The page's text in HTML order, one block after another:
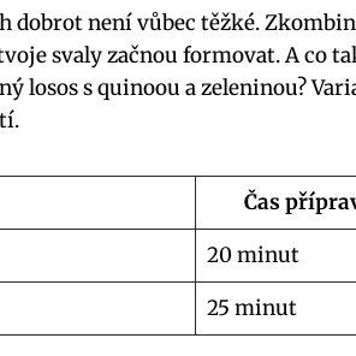
dobrot není vůbec těžké.
svaly začnou formovat. A co
losos s quinoou a zeleninou?
Čas
20 minut
25 minut